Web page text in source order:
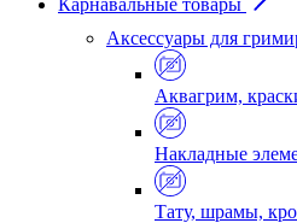
Карнавальные товары
Аксессуары для
Аквагрим,
Накладные
Тату, шрамы,